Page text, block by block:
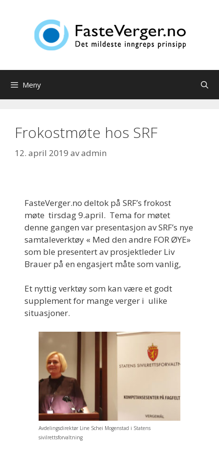
Meny
Frokostmøte hos SRF
12. april 2019 avadmin
FasteVerger.no deltok på SRF’s frokost
møte tirsdag 9.april. Tema for møtet
denne gangen var presentasjon av SRF’s nye
samtaleverktøy « Med den andre FOR ØYE»
som ble presentert av prosjektleder Liv
Brauer på en engasjert måte som vanlig,
Et nyttig verktøy som kan være et godt
supplement for mange verger i ulike
situasjoner.
Avdelingsdirektør Line Schei Mogenstad i Statens
sivilrettsforvaltning